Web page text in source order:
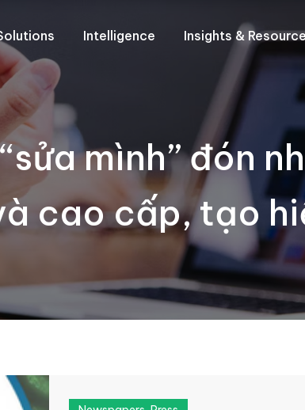
Intelligence Insights &
mình” đón
cao cấp, tạo